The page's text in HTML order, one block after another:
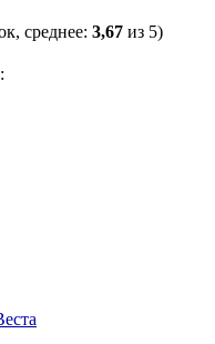
среднее: 3,67 из 5)